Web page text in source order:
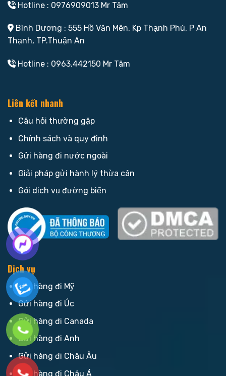
Hotline : 0976909013 Mr Tâm
Bình Dương : 555 Hồ Văn Mên, Kp Thạnh Phú, P An
Thạnh, TP.Thuận An
Hotline : 0963.442150 Mr Tâm
Liên kết nhanh
Câu hỏi thường gặp
Chính sách và quy định
Gửi hàng đi nước ngoài
Giải pháp gửi hành lý thừa cân
Gói dịch vụ đường biển
Dịch vụ
Gửi hàng đi Mỹ
Gửi hàng đi Úc
Gửi hàng đi Canada
Gửi hàng đi Anh
Gửi hàng đi Châu Âu
Gửi hàng đi Châu Á